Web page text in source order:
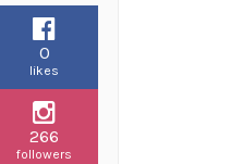
0
likes
266
followers